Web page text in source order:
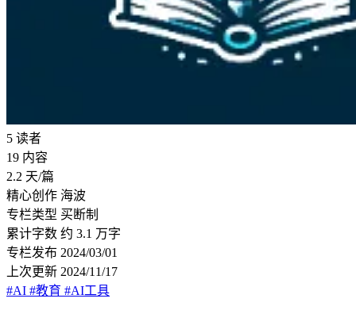
5 读者
19 内容
2.2 天/篇
精心创作 海波
专栏类型 买断制
累计字数 约 3.1 万字
专栏发布 2024/03/01
上次更新 2024/11/17
#AI #教育 #AI工具